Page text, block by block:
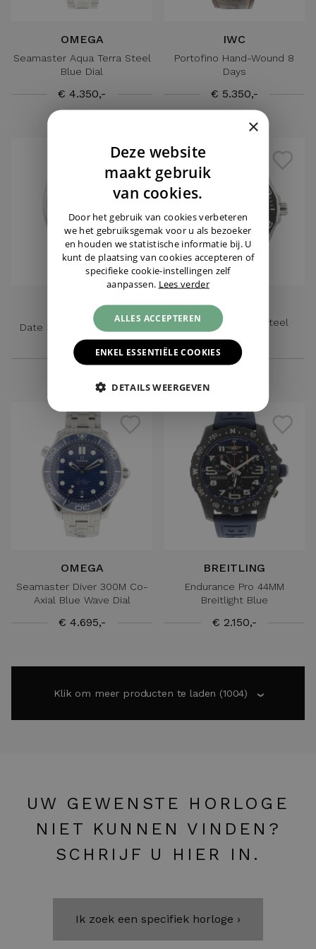
OMEGA
Seamaster Aqua Terra Steel
Blue Dial
€ 4.350,-
IWC
Portofino Hand-Wound 8
Days
€ 5.350,-
ROLEX
Date 34 Oyster Black Dial
€ 6.595,-
TAG HEUER
Aquaracer 300M Steel
€ 1.750,-
OMEGA
Seamaster Diver 300M Co-
Axial Blue Wave Dial
€ 4.695,-
BREITLING
Endurance Pro 44MM
Breitlight Blue
€ 2.150,-
Klik om meer producten te laden (1004)
UW GEWENSTE HORLOGE
NIET KUNNEN VINDEN?
SCHRIJF U HIER IN.
Ik zoek een specifiek horloge ›
GERMAN
×
Deze website
maakt gebruik
van cookies.
Door het gebruik van cookies verbeteren
we het gebruiksgemak voor u als bezoeker
en houden we statistische informatie bij. U
kunt de plaatsing van cookies accepteren of
specifieke cookie-instellingen zelf
aanpassen. Lees verder
ALLES ACCEPTEREN
ENKEL ESSENTIËLE COOKIES
DETAILS WEERGEVEN